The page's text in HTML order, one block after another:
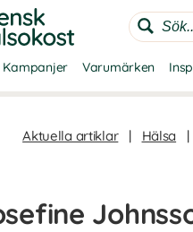
Kampanjer Varumärken
Aktuella artiklar | Hälsa |